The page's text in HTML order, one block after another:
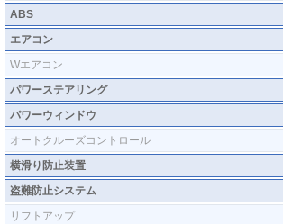
ABS
エアコン
Wエアコン
パワーステアリング
パワーウィンドウ
オートクルーズコントロール
横滑り防止装置
盗難防止システム
リフトアップ